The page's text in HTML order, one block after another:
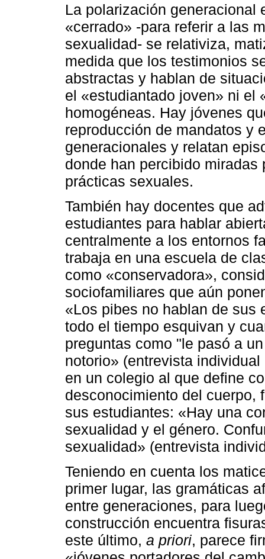
La polarización generacional
«cerrado» -para referir a las
sexualidad- se relativiza,
medida que los testimonios
abstractas y hablan de
el «estudiantado joven» ni el
homogéneas. Hay jóvenes
reproducción de mandatos y
generacionales y relatan
donde han percibido
prácticas sexuales.
También hay docentes que
estudiantes para hablar
centralmente a los entornos
trabaja en una escuela de
como «conservadora»,
sociofamiliares que aún
«Los pibes no hablan de sus
todo el tiempo esquivan y
preguntas como "le pasó a
notorio» (entrevista
en un colegio al que define
desconocimiento del cuerpo,
sus estudiantes: «Hay una
sexualidad y el género.
sexualidad» (entrevista
Teniendo en cuenta los
primer lugar, las gramáticas
entre generaciones, para
construcción encuentra
este último, a priori, parece